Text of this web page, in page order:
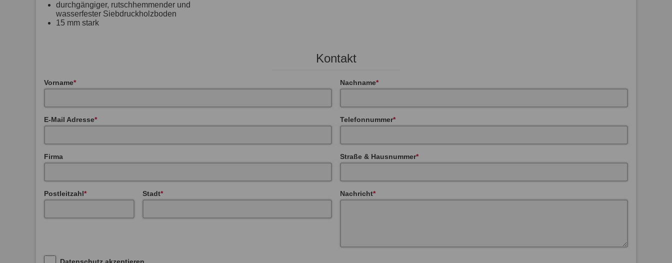
durchgängiger, rutschhemmender und
wasserfester Siebdruckholzboden
15 mm stark
Kontakt
Vorname Nachname
E-Mail Adresse Telefonnummer
Firma Straße & Hausnummer
Postleitzahl Stadt Nachricht